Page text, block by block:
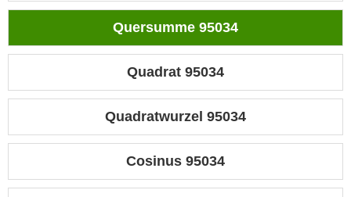
Quersumme 95034
Quadrat 95034
Quadratwurzel 95034
Cosinus 95034